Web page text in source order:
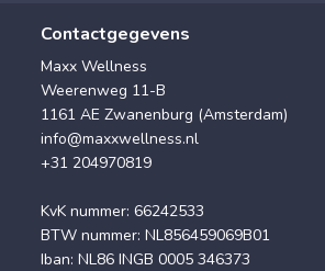
Contactgegevens
Maxx Wellness
Weerenweg 11-B
1161 AE Zwanenburg (Amsterdam)
info@maxxwellness.nl
+31 204970819
KvK nummer: 66242533
BTW nummer: NL856459069B01
Iban: NL86 INGB 0005 346373